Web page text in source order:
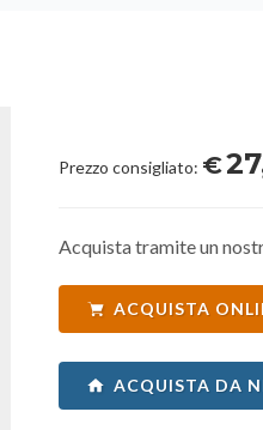
Prezzo consigliato: €
Acquista tramite un
ACQUISTA
ACQUISTA DA